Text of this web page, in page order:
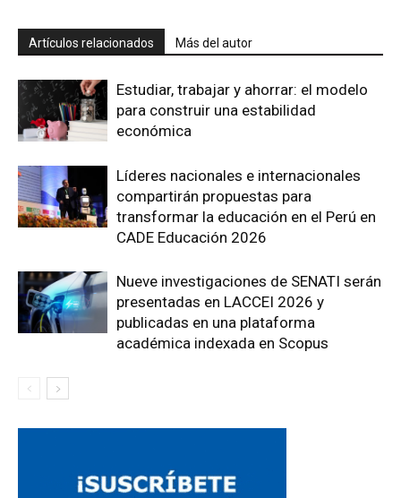
Artículos relacionados Más del autor
Estudiar, trabajar y ahorrar: el modelo
para construir una estabilidad
económica
Líderes nacionales e internacionales
compartirán propuestas para
transformar la educación en el Perú en
CADE Educación 2026
Nueve investigaciones de SENATI serán
presentadas en LACCEI 2026 y
publicadas en una plataforma
académica indexada en Scopus